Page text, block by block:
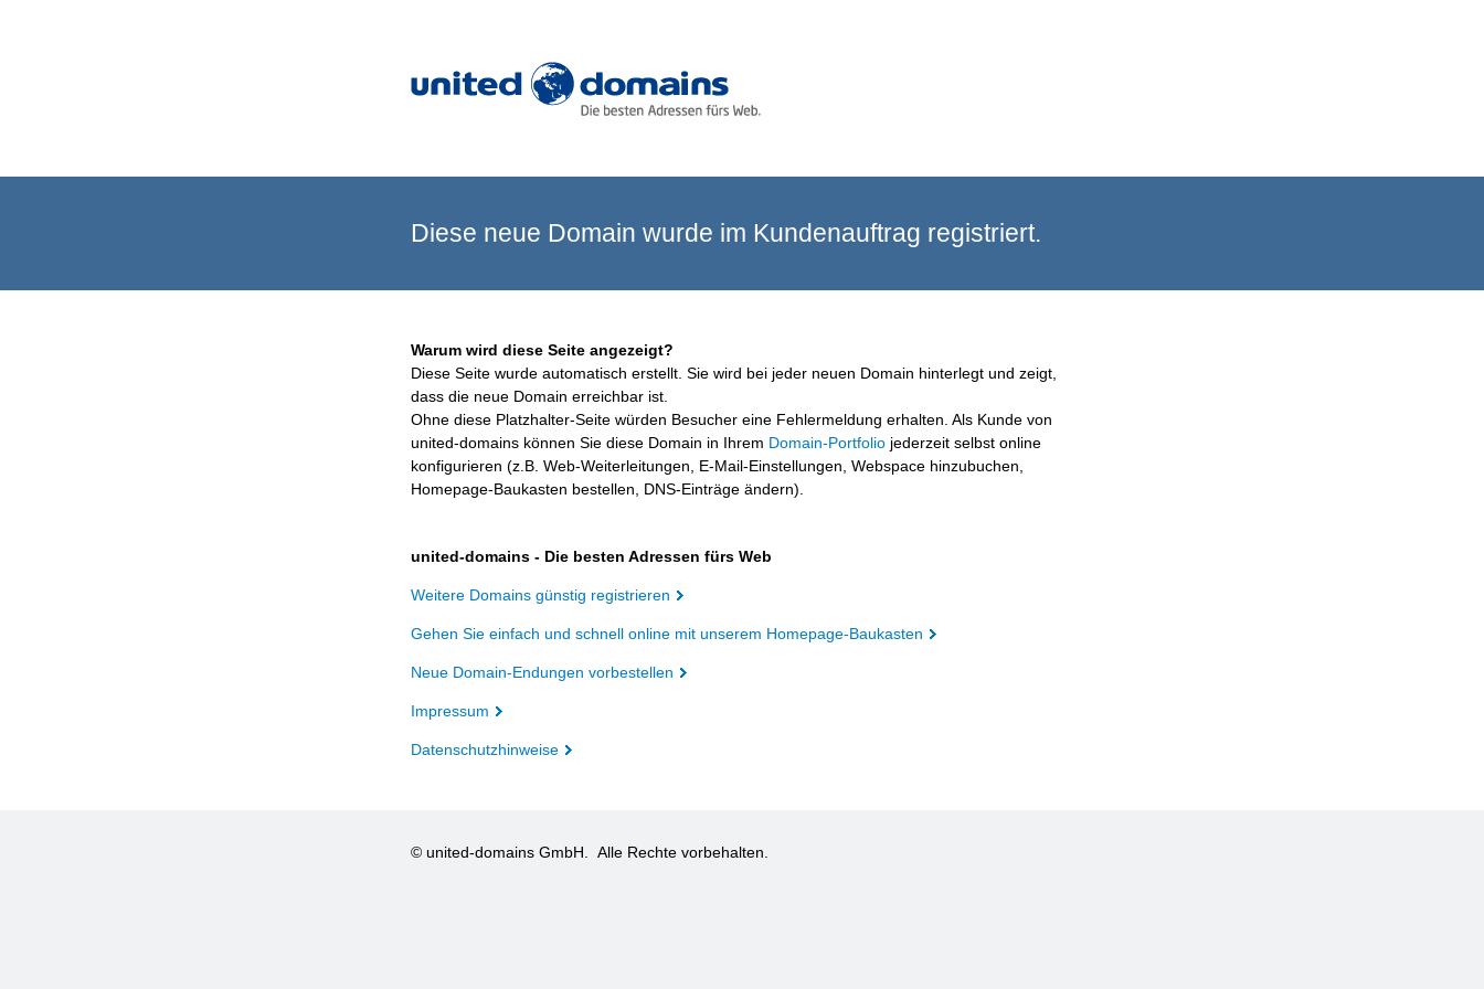
Diese neue Domain wurde im Kundenauftrag registriert.
Warum wird diese Seite angezeigt?
Diese Seite wurde automatisch erstellt. Sie wird bei jeder neuen Domain hinterlegt und zeigt,
dass die neue Domain erreichbar ist.
Ohne diese Platzhalter-Seite würden Besucher eine Fehlermeldung erhalten. Als Kunde von
united-domains können Sie diese Domain in Ihrem Domain-Portfolio jederzeit selbst online
konfigurieren (z.B. Web-Weiterleitungen, E-Mail-Einstellungen, Webspace hinzubuchen,
Homepage-Baukasten bestellen, DNS-Einträge ändern).
united-domains - Die besten Adressen fürs Web
Weitere Domains günstig registrieren
Gehen Sie einfach und schnell online mit unserem Homepage-Baukasten
Neue Domain-Endungen vorbestellen
Impressum
Datenschutzhinweise
© united-domains GmbH. Alle Rechte vorbehalten.